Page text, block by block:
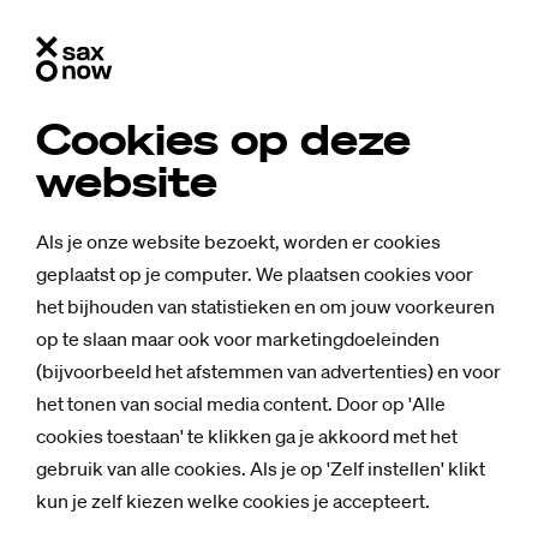
Cookies op deze
website
Als je onze website bezoekt, worden er cookies
geplaatst op je computer. We plaatsen cookies voor
het bijhouden van statistieken en om jouw voorkeuren
op te slaan maar ook voor marketingdoeleinden
(bijvoorbeeld het afstemmen van advertenties) en voor
het tonen van social media content. Door op 'Alle
cookies toestaan' te klikken ga je akkoord met het
gebruik van alle cookies. Als je op 'Zelf instellen' klikt
kun je zelf kiezen welke cookies je accepteert.